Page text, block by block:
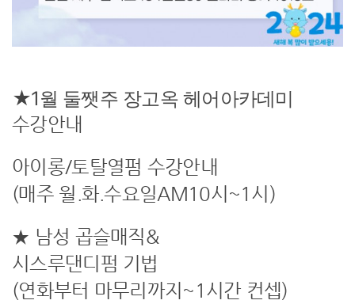
★1월 둘쨋주 장고옥 헤어아카데미
수강안내
아이롱/토탈열펌 수강안내
(매주 월.화.수요일AM10시~1시)
★ 남성 곱슬매직&
시스루댄디펌 기법
(연화부터 마무리까지~1시간 컨셉)